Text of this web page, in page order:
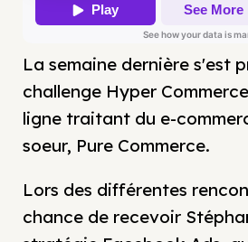
La semaine dernière s'est
challenge Hyper
ligne traitant du e-
soeur, Pure Commerce.
Lors des différentes
chance de recevoir